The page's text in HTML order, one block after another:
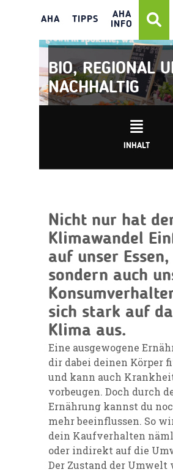
AHA TIPPS
AHA
INFO
BIO, REGIONAL
NACHHALTIG
INHALT
Nicht nur hat
Klimawandel
auf unser Essen,
sondern auch
sich stark auf
Klima aus.
Eine ausgewogene
dir dabei deinen Körper
und kann auch
vorbeugen. Doch durch
Ernährung kannst du
mehr beeinflussen. So
dein Kaufverhalten
oder indirekt auf die
Der Zustand der Umwelt